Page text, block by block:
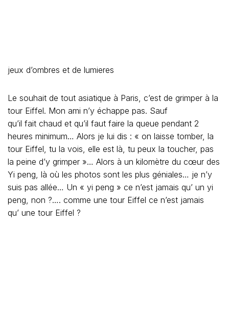
jeux d’ombres et de lumieres
Le souhait de tout asiatique à Paris, c’est de grimper à la
tour Eiffel. Mon ami n’y échappe pas. Sauf
qu’il fait chaud et qu’il faut faire la queue pendant 2
heures minimum… Alors je lui dis : « on laisse tomber, la
tour Eiffel, tu la vois, elle est là, tu peux la toucher, pas
la peine d’y grimper »… Alors à un kilomètre du cœur des
Yi peng, là où les photos sont les plus géniales… je n’y
suis pas allée… Un « yi peng » ce n’est jamais qu’ un yi
peng, non ?…. comme une tour Eiffel ce n’est jamais
qu’ une tour Eiffel ?